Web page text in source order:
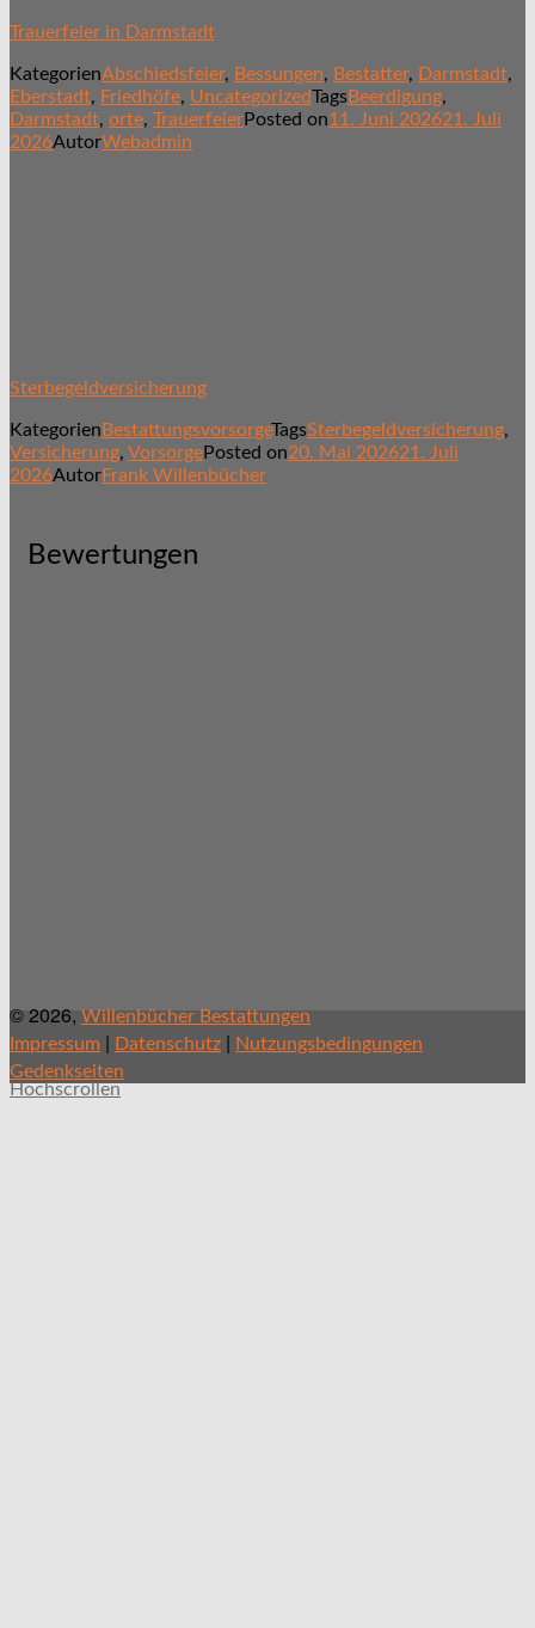
Trauerfeier in Darmstadt
KategorienAbschiedsfeier, Bessungen, Bestatter, Darmstadt,
Eberstadt, Friedhöfe, UncategorizedTagsBeerdigung,
Darmstadt, orte, TrauerfeierPosted on11. Juni 202621. Juli
2026AutorWebadmin
Sterbegeldversicherung
Kategorien BestattungsvorsorgeTagsSterbegeldversicherung,
Versicherung, VorsorgePosted on20. Mai 202621. Juli
2026AutorFrank Willenbücher
Bewertungen
© 2026, Willenbücher Bestattungen
Impressum | Datenschutz | Nutzungsbedingungen
Gedenkseiten
Hochscrollen